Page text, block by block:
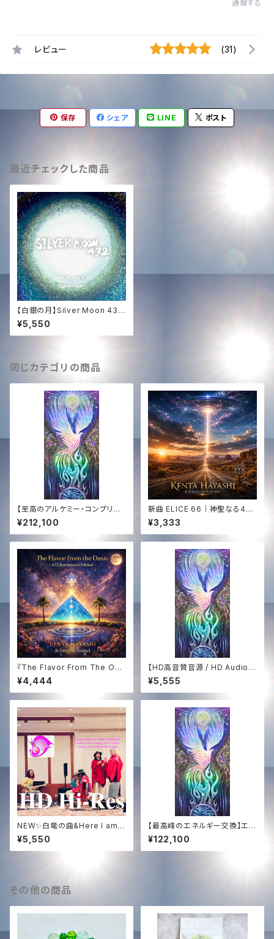
通報する
レビュー (31)
保存 シェア LINE ポスト
最近チェックした商品
【白銀の月】Silver Moon 432
(CD or HD音源)｜女神の癒や
し & 宇宙の基本周波数 432Hz
¥5,550
同じカテゴリの商品
【至高のアルケミー・コンプリー
ト】エジプト奉納支援 ─ 全150
曲CD ＆ 「Golden Sun 444」
アナログ盤 ＋ 映像 ＋ 音源【Th
Mission Support ─ 150-So
ng CD Collection & "Golde
n Sun 444" Vinyl ＋ Video
＋ Audio
¥212,100
新曲 ELICE 66｜神聖なる444
Hz サウンドジャーニー｜KENT
A HAYASHI × Dragon Soun
d｜HD WAV音源✨
¥3,333
『The Flavor From The Oas
is -432Hz Remastered Edi
tion-』
¥4,444
【HD高音質音源 / HD Audio】
白き鳳凰の歌 ─ The Song of
The White Phoenix (432Hz
Sound Medicine)
¥5,555
NEW✨白竜の曲&Here I am京
都ライブHDハイレゾWAV音源
✨Solara&NOGI声入り✨
¥5,550
【最高峰のエネルギー交換】エジ
プト奉納支援 ─ 映像＆白鳳凰
ソング ＋ 過去全150曲コンプリ
ート音源【Ultimate Support】
¥122,100
その他の商品